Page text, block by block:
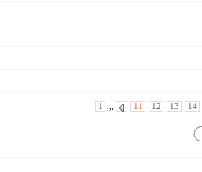
1 ,,, 11 12 13 14